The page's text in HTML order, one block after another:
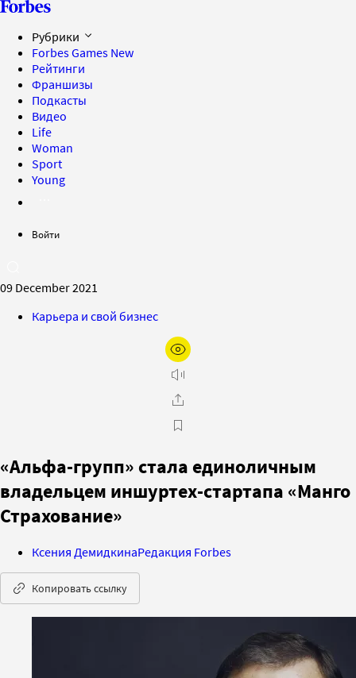
Рубрики
Forbes Games New
Рейтинги
Франшизы
Подкасты
Видео
Life
Woman
Sport
Young
Войти
09 December 2021
Карьера и свой бизнес
«Альфа-групп» стала единоличным
владельцем иншуртех-стартапа «Манго
Страхование»
Ксения ДемидкинаРедакция Forbes
Копировать ссылку